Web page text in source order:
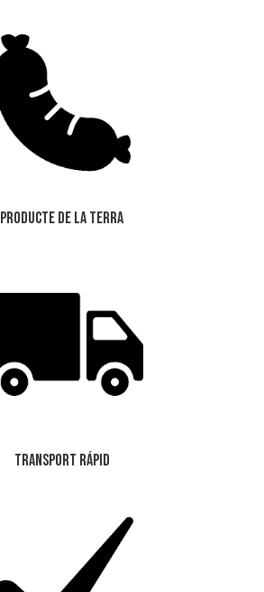
Producte de la Terra
Transport Rápid